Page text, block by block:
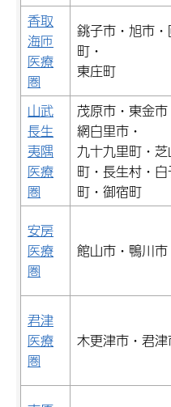
香取
海匝
医療
圏
銚子市・旭市
町・
東庄町
山武
長生
夷隅
医療
圏
茂原市・東金市
網白里市・
九十九里町・
町・長生村・
町・御宿町
安房
医療
圏
館山市・鴨川
君津
医療
圏
木更津市・君